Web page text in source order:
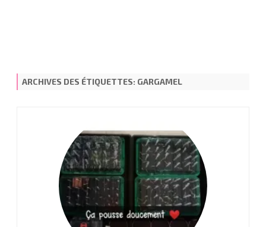
ARCHIVES DES ÉTIQUETTES: GARGAMEL